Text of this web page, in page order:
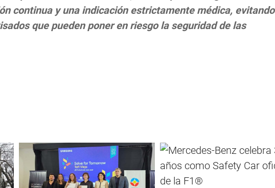
continua y una indicación estrictamente médica, evitando
que pueden poner en riesgo la seguridad de las